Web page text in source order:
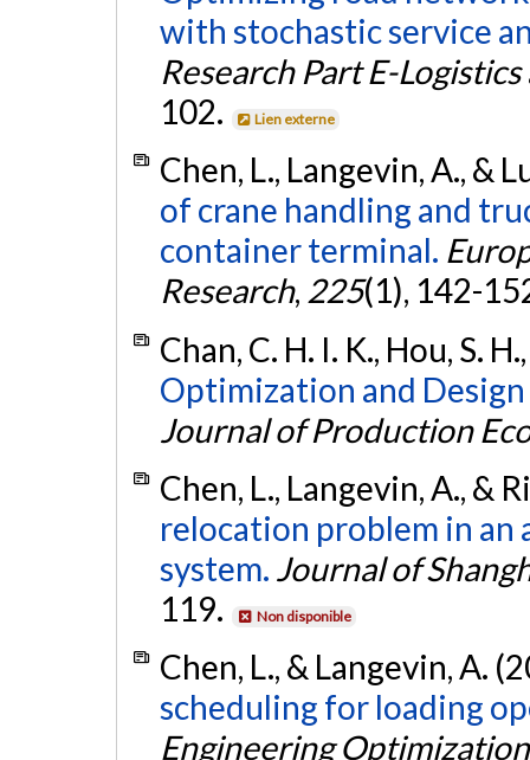
with stochastic service
Research Part E-
102.
Lien externe
Chen, L., Langevin, A., &
of crane handling and
container terminal.
Research, 225(1), 142-
Chan, C. H. I. K., Hou, S.
Optimization and
Journal of Production
Chen, L., Langevin, A., &
relocation problem in
system. Journal of
119.
Non disponible
Chen, L., & Langevin, A.
scheduling for loading
Engineering Optimization